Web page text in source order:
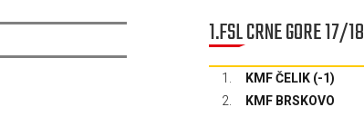
1.FSL CRNE GORE 17/18
1. KMF ČELIK (-1)
2.
KMF BRSKOVO